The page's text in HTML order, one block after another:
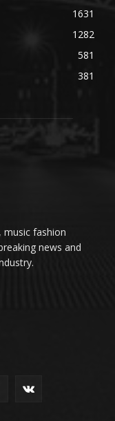
1631
1282
581
381
music fashion
news and